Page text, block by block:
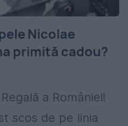
Nicolae
primită cadou?
a României!
scos de pe linia